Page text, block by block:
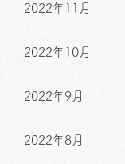
2022年11月
2022年10月
2022年9月
2022年8月